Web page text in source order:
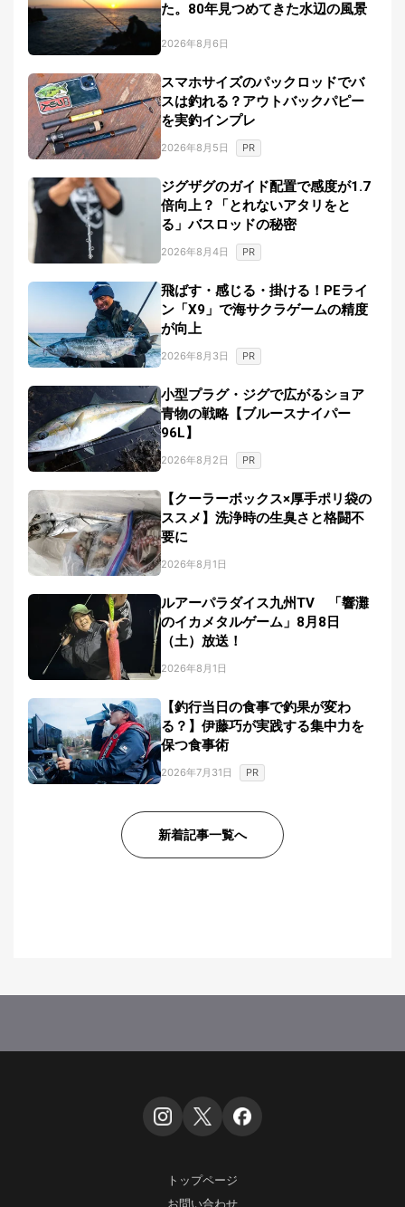
た。80年見つめてきた水辺の風景
2026年8月6日
スマホサイズのパックロッドでバ
スは釣れる？アウトバックパピー
を実釣インプレ
2026年8月5日 PR
ジグザグのガイド配置で感度が1.7
倍向上？「とれないアタリをと
る」バスロッドの秘密
2026年8月4日 PR
飛ばす・感じる・掛ける！PEライ
ン「X9」で海サクラゲームの精度
が向上
2026年8月3日 PR
小型プラグ・ジグで広がるショア
青物の戦略【ブルースナイパー
96L】
2026年8月2日 PR
【クーラーボックス×厚手ポリ袋の
ススメ】洗浄時の生臭さと格闘不
要に
2026年8月1日
ルアーパラダイス九州TV 「響灘
のイカメタルゲーム」8月8日
（土）放送！
2026年8月1日
【釣行当日の食事で釣果が変わ
る？】伊藤巧が実践する集中力を
保つ食事術
2026年7月31日 PR
新着記事一覧へ
トップページ
お問い合わせ